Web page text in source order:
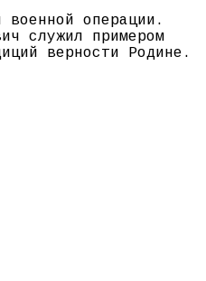
военной операции.
служил примером
верности Родине.